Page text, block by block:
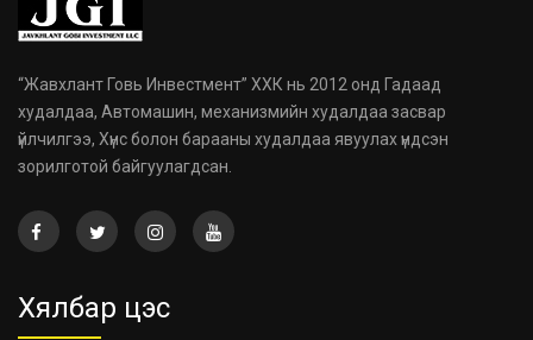
“Жавхлант Говь Инвестмент” ХХК нь 2012 онд Гадаад
худалдаа, Автомашин, механизмийн худалдаа засвар
үйлчилгээ, Хүнс болон барааны худалдаа явуулах үндсэн
зорилготой байгуулагдсан.
Хялбар цэс